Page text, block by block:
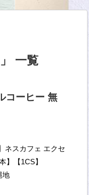
一覧
コーヒー 無
ネスカフェ エクセ
】【1CS】
地